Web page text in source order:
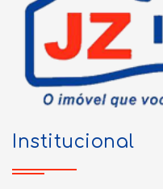
Institucional